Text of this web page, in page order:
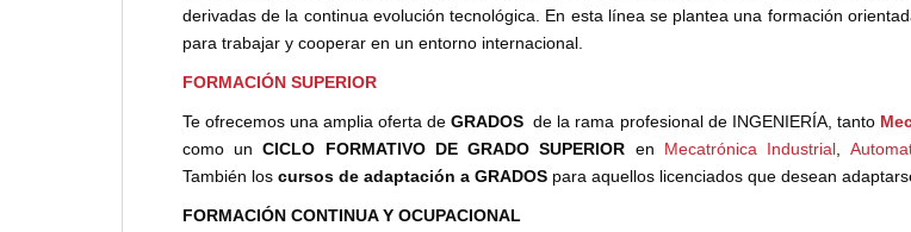
derivadas de la continua evolución tecnológica. En esta línea se plantea una formación
para trabajar y cooperar en un entorno internacional.
FORMACIÓN SUPERIOR
Te ofrecemos una amplia oferta de GRADOS de la rama profesional de INGENIERÍA, tanto
como unCICLO FORMATIVO DE GRADO SUPERIOR en Mecatrónica Industrial ,
También los cursos de adaptación a GRADOS para aquellos licenciados que desean
FORMACIÓN CONTINUA Y OCUPACIONAL